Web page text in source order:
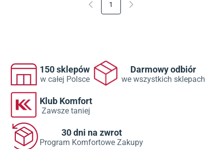
1
150 sklepów
w całej Polsce
Darmowy odbiór
we wszystkich sklepach
Klub Komfort
Zawsze taniej
30 dni na zwrot
Program Komfortowe Zakupy